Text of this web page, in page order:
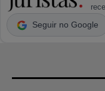
Seguir no Google